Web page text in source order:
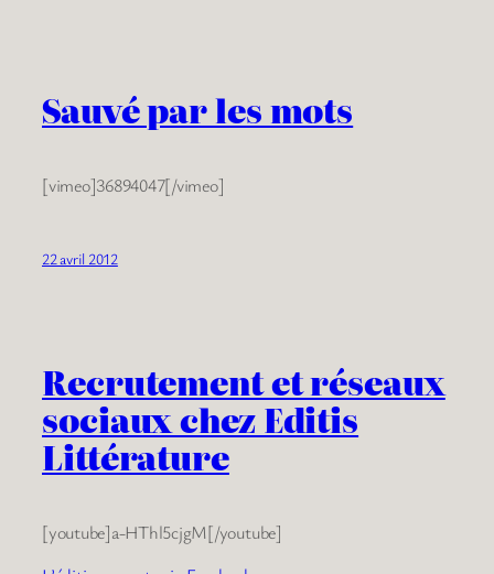
Sauvé par les mots
[vimeo]36894047[/vimeo]
22 avril 2012
Recrutement et réseaux
sociaux chez Editis
Littérature
[youtube]a-HThl5cjgM[/youtube]